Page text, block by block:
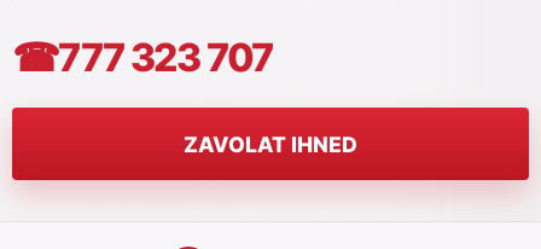
☎777 323 707
ZAVOLAT IHNED